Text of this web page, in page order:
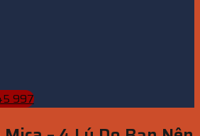
997